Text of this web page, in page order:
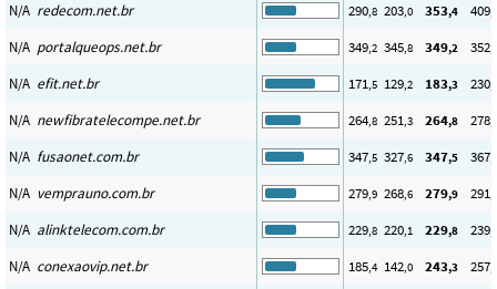
N/A redecom.net.br 290,8 203,0 353,4 409
N/A portalqueops.net.br 349,2 345,8 349,2 352
N/A efit.net.br 171,5 129,2 183,3 230
N/A newfibratelecompe.net.br 264,8 251,3 264,8 278
N/A fusaonet.com.br 347,5 327,6 347,5 367
N/A vemprauno.com.br 279,9 268,6 279,9 291
N/A alinktelecom.com.br 229,8 220,1 229,8 239
N/A conexaovip.net.br 185,4 142,0 243,3 257